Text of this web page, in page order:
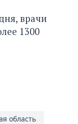
врачи
1300
область